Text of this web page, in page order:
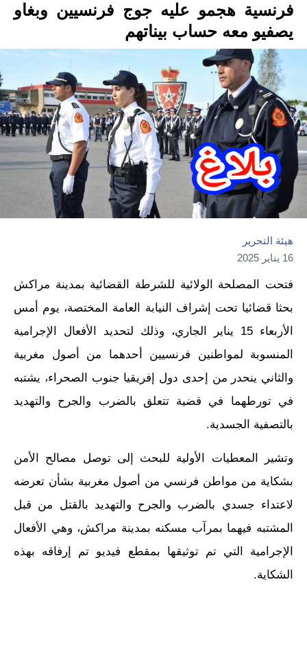
فرنسية هجمو عليه جوج فرنسيين وبغاو
يصفيو معه حساب بيناتهم
هيئة التحرير
16 يناير 2025
فتحت المصلحة الولائية للشرطة القضائية بمدينة مراكش
بحثا قضائيا تحت إشراف النيابة العامة المختصة، يوم أمس
الأربعاء 15 يناير الجاري، وذلك لتحديد الأفعال الإجرامية
المنسوبة لمواطنين فرنسيين أحدهما من أصول مغربية
والثاني ينحدر من إحدى دول إفريقيا جنوب الصحراء، يشتبه
في تورطهما في قضية تتعلق بالضرب والجرح والتهديد
بالتصفية الجسدية.
وتشير المعطيات الأولية للبحث إلى توصل مصالح الأمن
بشكاية من مواطن فرنسي من أصول مغربية بشأن تعرضه
لاعتداء جسدي بالضرب والجرح والتهديد بالقتل من قبل
المشتبه فيهما بمرآب مسكنه بمدينة مراكش، وهي الأفعال
الإجرامية التي تم توثيقها بمقطع فيديو تم إرفاقه بهذه
الشكاية.